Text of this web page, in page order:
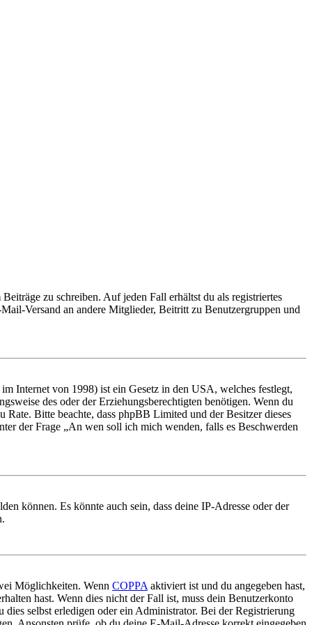
zu schreiben. Auf jeden Fall erhältst du als registriertes
Versand an andere Mitglieder, Beitritt zu Benutzergruppen und
Internet von 1998) ist ein Gesetz in den USA, welches festlegt,
des oder der Erziehungsberechtigten benötigen. Wenn du
Bitte beachte, dass phpBB Limited und der Besitzer dieses
der Frage „An wen soll ich mich wenden, falls es Beschwerden
können. Es könnte auch sein, dass deine IP-Adresse oder der
Möglichkeiten. Wenn COPPA aktiviert ist und du angegeben hast,
hast. Wenn dies nicht der Fall ist, muss dein Benutzerkonto
selbst erledigen oder ein Administrator. Bei der Registrierung